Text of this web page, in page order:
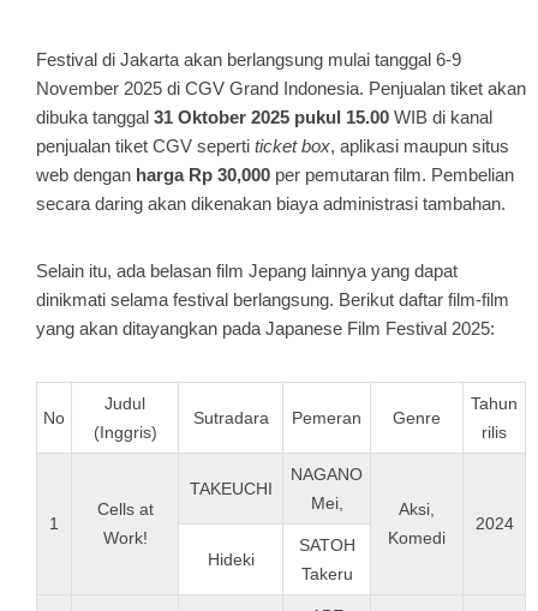
Festival di Jakarta akan berlangsung mulai tanggal 6-9
November 2025 di CGV Grand Indonesia. Penjualan tiket akan
dibuka tanggal 31 Oktober 2025 pukul 15.00 WIB di kanal
penjualan tiket CGV seperti ticket box, aplikasi maupun situs
web dengan harga Rp 30,000 per pemutaran film. Pembelian
secara daring akan dikenakan biaya administrasi tambahan.
Selain itu, ada belasan film Jepang lainnya yang dapat
dinikmati selama festival berlangsung. Berikut daftar film-film
yang akan ditayangkan pada Japanese Film Festival 2025:
No
Judul
(Inggris)
Sutradara Pemeran Genre
Tahun
rilis
1
Cells at
Work!
TAKEUCHI
NAGANO
Mei,
Aksi,
Komedi
2024
Hideki
SATOH
Takeru